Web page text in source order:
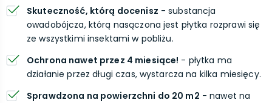
Skuteczność, którą docenisz - substancja
owadobójcza, którą nasączona jest płytka rozprawi się
ze wszystkimi insektami w pobliżu.
Ochrona nawet przez 4 miesiące! - płytka ma
działanie przez długi czas, wystarcza na kilka miesięcy.
Sprawdzona na powierzchni do 20 m2 - nawet na